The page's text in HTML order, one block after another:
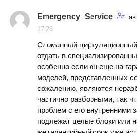
Emergency_Service
17:26
Сломанный
отдать в
особенно если он еще на
моделей, представленных
сожалению, являются
частично разборными, так
проблем с его внутренними
подлежат целые блоки или